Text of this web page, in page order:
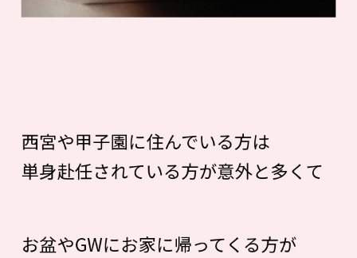
西宮や甲子園に住んでいる方は
単身赴任されている方が意外と多くて
お盆やGWにお家に帰ってくる方が